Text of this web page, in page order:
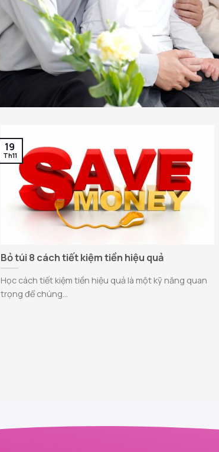
Bỏ túi 8 cách tiết kiệm tiền hiệu quả
Học cách tiết kiệm tiền hiệu quả là một kỹ năng quan
trọng để chúng...
19
Th11